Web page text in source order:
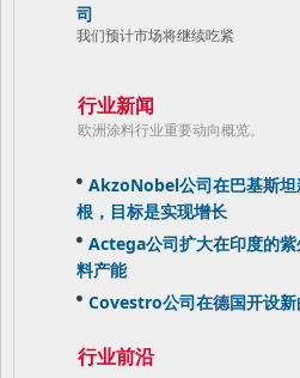
司
我们预计市场将继续吃紧
行业新闻
欧洲涂料行业重要动向概览。
AkzoNobel公司在巴基斯坦
根，目标是实现增长
Actega公司扩大在印度的紫
料产能
Covestro公司在德国开设新
行业前沿